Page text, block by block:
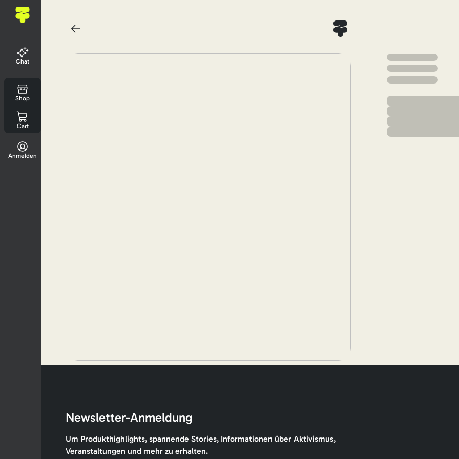
Chat
Shop
Cart
Anmelden
Newsletter-Anmeldung
Um Produkthighlights, spannende Stories, Informationen über Aktivismus,
Veranstaltungen und mehr zu erhalten.